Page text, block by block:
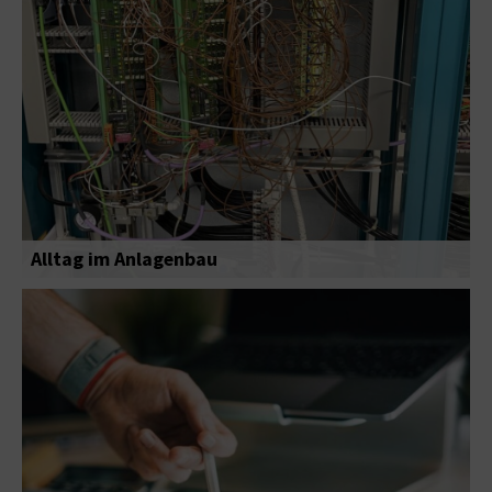
Alltag im Anlagenbau